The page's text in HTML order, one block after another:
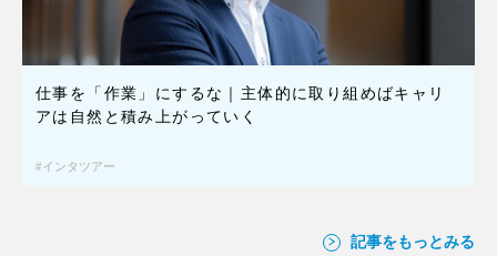
仕事を「作業」にするな｜主体的に取り組めばキャリ
アは自然と積み上がっていく
インタツアー
記事をもっとみる